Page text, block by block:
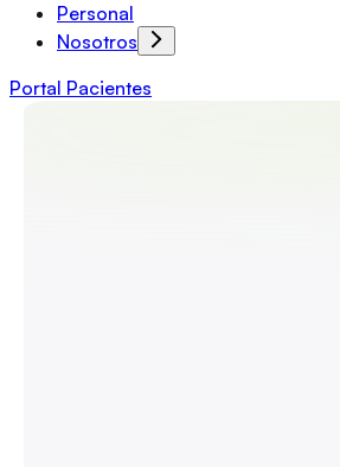
Personal
Nosotros
Portal Pacientes